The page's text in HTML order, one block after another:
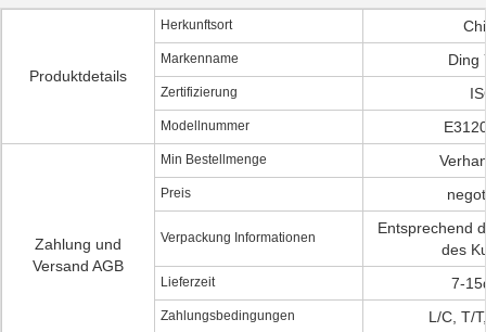
Produktdetails
Herkunftsort
Markenname Ding
Zertifizierung
Modellnummer
Zahlung und
Versand AGB
Min Bestellmenge
Preis
Verpackung Informationen
Entsprechend
des
Lieferzeit 7-
Zahlungsbedingungen L/C, T/